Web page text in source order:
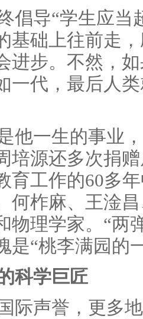
倡导“学生应当
基础上往前走
进步。不然，
一代，最后人
他一生的事业
培源还多次捐
育工作的60多
何柞麻、王淦
物理学家。“两
是“桃李满园的
科学巨匠
际声誉，更多